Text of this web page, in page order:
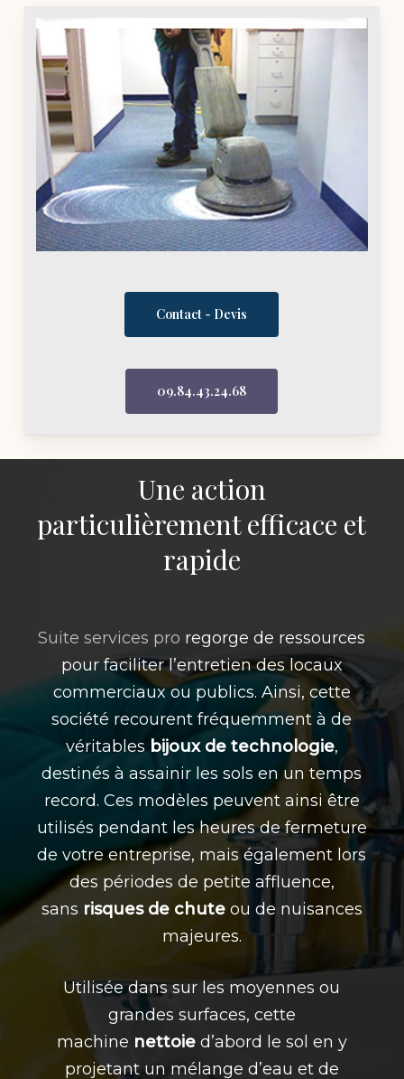
Contact - Devis
09.84.43.24.68
Une action
particulièrement efficace et
rapide
Suite services pro regorge de ressources
pour faciliter l’entretien des locaux
commerciaux ou publics. Ainsi, cette
société recourent fréquemment à de
véritables bijoux de technologie,
destinés à assainir les sols en un temps
record. Ces modèles peuvent ainsi être
utilisés pendant les heures de fermeture
de votre entreprise, mais également lors
des périodes de petite affluence,
sans risques de chute ou de nuisances
majeures.
Utilisée dans sur les moyennes ou
grandes surfaces, cette
machine nettoie d’abord le sol en y
projetant un mélange d’eau et de